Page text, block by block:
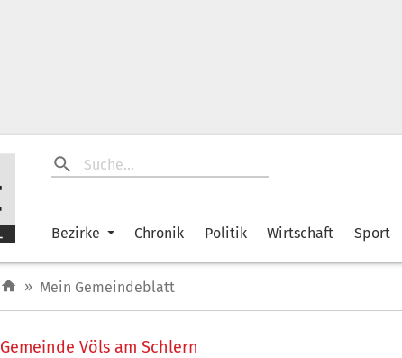
Bezirke Chronik Politik Wirtschaft Sport
» Mein Gemeindeblatt
Gemeinde Völs am Schlern